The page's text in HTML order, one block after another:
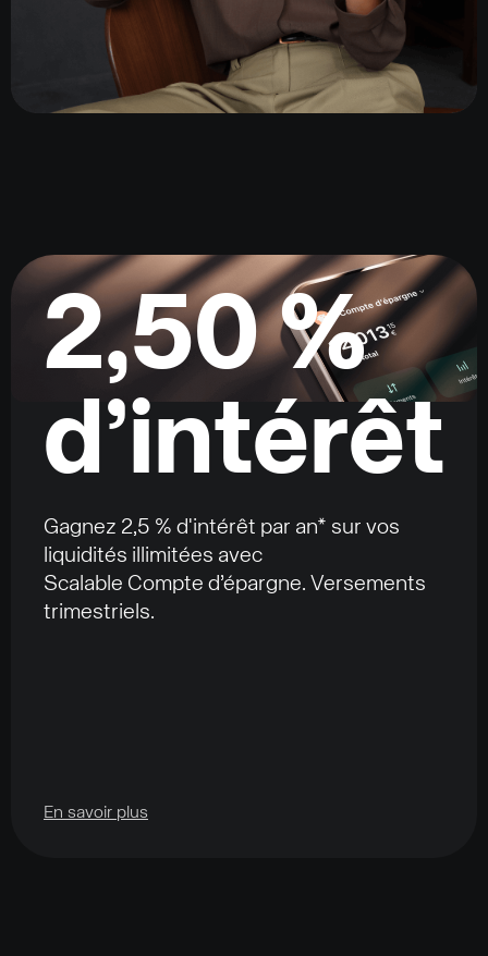
2,50 %
d’intérêt
Gagnez 2,5 % d'intérêt par an* sur vos
liquidités illimitées avec
Scalable Compte d’épargne. Versements
trimestriels.
En savoir plus